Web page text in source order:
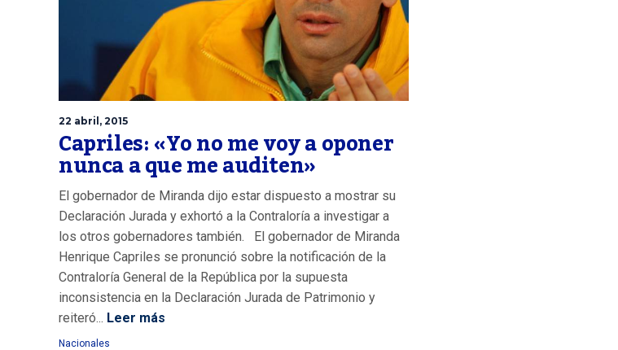
22 abril, 2015
Capriles: «Yo no me voy a oponer
nunca a que me auditen»
El gobernador de Miranda dijo estar dispuesto a mostrar su
Declaración Jurada y exhortó a la Contraloría a investigar a
los otros gobernadores también. El gobernador de Miranda
Henrique Capriles se pronunció sobre la notificación de la
Contraloría General de la República por la supuesta
inconsistencia en la Declaración Jurada de Patrimonio y
reiteró... Leer más
Nacionales